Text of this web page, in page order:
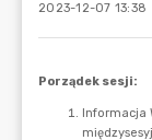
2023-12-07 13:38